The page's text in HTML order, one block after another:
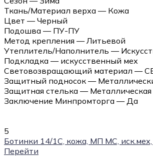
Ткань/Материал верха — Кожа
Цвет — Черный
Подошва — ПУ-ПУ
Метод крепления — Литьевой
Утеплитель/Наполнитель —
Подкладка — искусственный мех
Световозвращающий материал —
Защитный подносок —
Защитная стелька — Металлическая
Заключение Минпромторга — Да
5
Ботинки 14/1С, кожа, МП МС,
Перейти